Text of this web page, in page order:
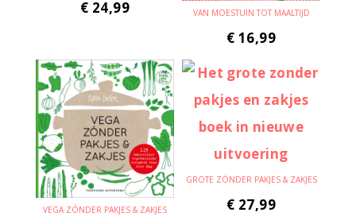
€ 24,99 VAN MOESTUIN TOT MAALTIJD
€ 16,99
VEGA ZÓNDER PAKJES & ZAKJES
GROTE ZÓNDER PAKJES & ZAKJES
€ 27,99